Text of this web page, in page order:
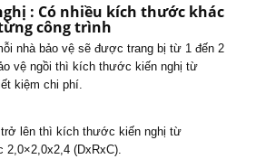
: Có nhiều kích thước khác
công trình
nhà bảo vệ sẽ được trang bị từ 1 đến 2
vệ ngồi thì kích thước kiến nghị từ
kiệm chi phí.
trở lên thì kích thước kiến nghị từ
2,0×2,0x2,4 (DxRxC).